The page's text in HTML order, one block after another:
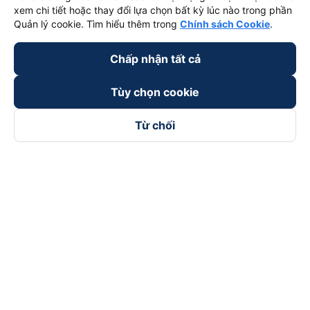
xem chi tiết hoặc thay đổi lựa chọn bất kỳ lúc nào trong phần
Quản lý cookie. Tìm hiểu thêm trong Chính sách Cookie.
Chấp nhận tất cả
Tùy chọn cookie
Từ chối